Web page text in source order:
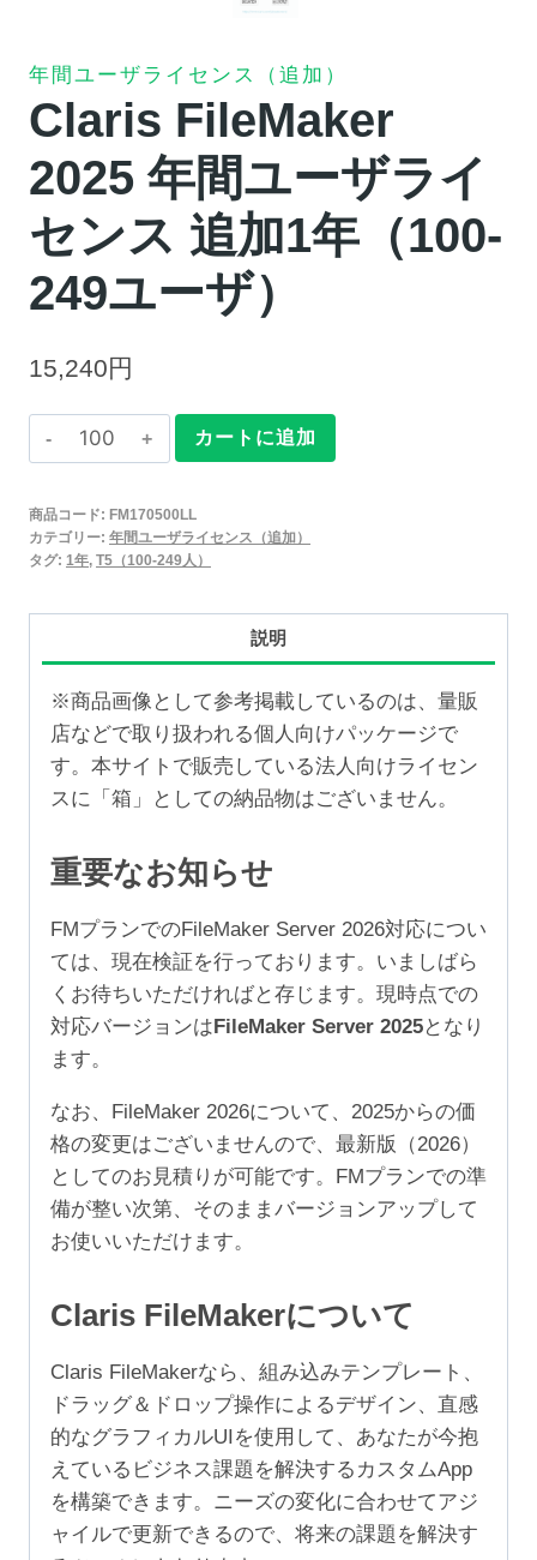
年間ユーザライセンス（追加）
Claris FileMaker
2025 年間ユーザライ
センス 追加1年（100-
249ユーザ）
15,240円
Claris
FileMaker
年
間
ザ
ラ
イ
セ
ン
追
加
1
年
（100-
249
ユ
ザ）
個
カートに追加
商品コード: FM170500LL
カテゴリー: 年間ユーザライセンス（追加）
タグ: 1年, T5（100-249人）
説明
※商品画像として参考掲載しているのは、量販
店などで取り扱われる個人向けパッケージで
す。本サイトで販売している法人向けライセン
スに「箱」としての納品物はございません。
重要なお知らせ
FMプランでのFileMaker Server 2026対応につい
ては、現在検証を行っております。いましばら
くお待ちいただければと存じます。現時点での
対応バージョンは FileMaker Server 2025となり
ます。
なお、FileMaker 2026について、2025からの価
格の変更はございませんので、最新版（2026）
としてのお見積りが可能です。FMプランでの準
備が整い次第、そのままバージョンアップして
お使いいただけます。
Claris FileMakerについて
Claris FileMakerなら、組み込みテンプレート、
ドラッグ＆ドロップ操作によるデザイン、直感
的なグラフィカルUIを使用して、あなたが今抱
えているビジネス課題を解決するカスタムApp
を構築できます。ニーズの変化に合わせてアジ
ャイルで更新できるので、将来の課題を解決す